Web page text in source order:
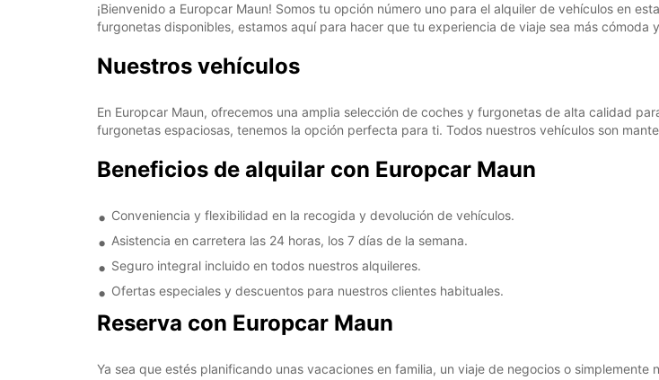
¡Bienvenido a Europcar Maun! Somos tu opción número uno para el alquiler de vehículos en
furgonetas disponibles, estamos aquí para hacer que tu experiencia de viaje sea más cómoda
Nuestros vehículos
En Europcar Maun, ofrecemos una amplia selección de coches y furgonetas de alta calidad
furgonetas espaciosas, tenemos la opción perfecta para ti. Todos nuestros vehículos son
Beneficios de alquilar con Europcar Maun
Conveniencia y flexibilidad en la recogida y devolución de vehículos.
Asistencia en carretera las 24 horas, los 7 días de la semana.
Seguro integral incluido en todos nuestros alquileres.
Ofertas especiales y descuentos para nuestros clientes habituales.
Reserva con Europcar Maun
Ya sea que estés planificando unas vacaciones en familia, un viaje de negocios o